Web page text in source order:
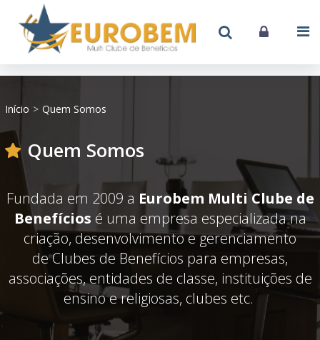
Início Quem Somos
Quem Somos
Fundada em 2009 a Eurobem Multi Clube de
Benefícios é uma empresa especializada na
criação, desenvolvimento e gerenciamento
de Clubes de Benefícios para empresas,
associações, entidades de classe, instituições de
ensino e religiosas, clubes etc.